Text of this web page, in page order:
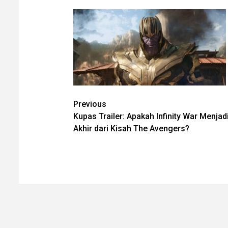
Post
navigation
Previous
Kupas Trailer: Apakah Infinity War
Akhir dari Kisah The Avengers?